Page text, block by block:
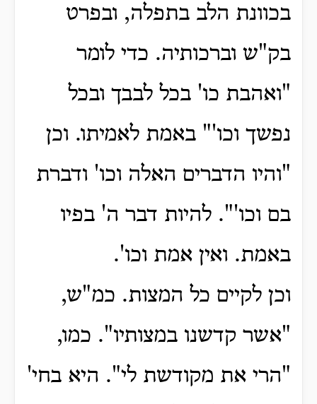
בכוונת הלב בתפלה, ובפרט
בק"ש וברכותיה. כדי לומר
"ואהבת כו' בכל לבבך ובכל
נפשך וכו'" באמת לאמיתו. וכן
"והיו הדברים האלה וכו' ודברת
בם וכו'". להיות דבר ה' בפיו
באמת. ואין אמת וכו'.
וכן לקיים כל המצות. כמ"ש,
"אשר קדשנו במצותיו". כמו,
"הרי את מקודשת לי". היא בחי'